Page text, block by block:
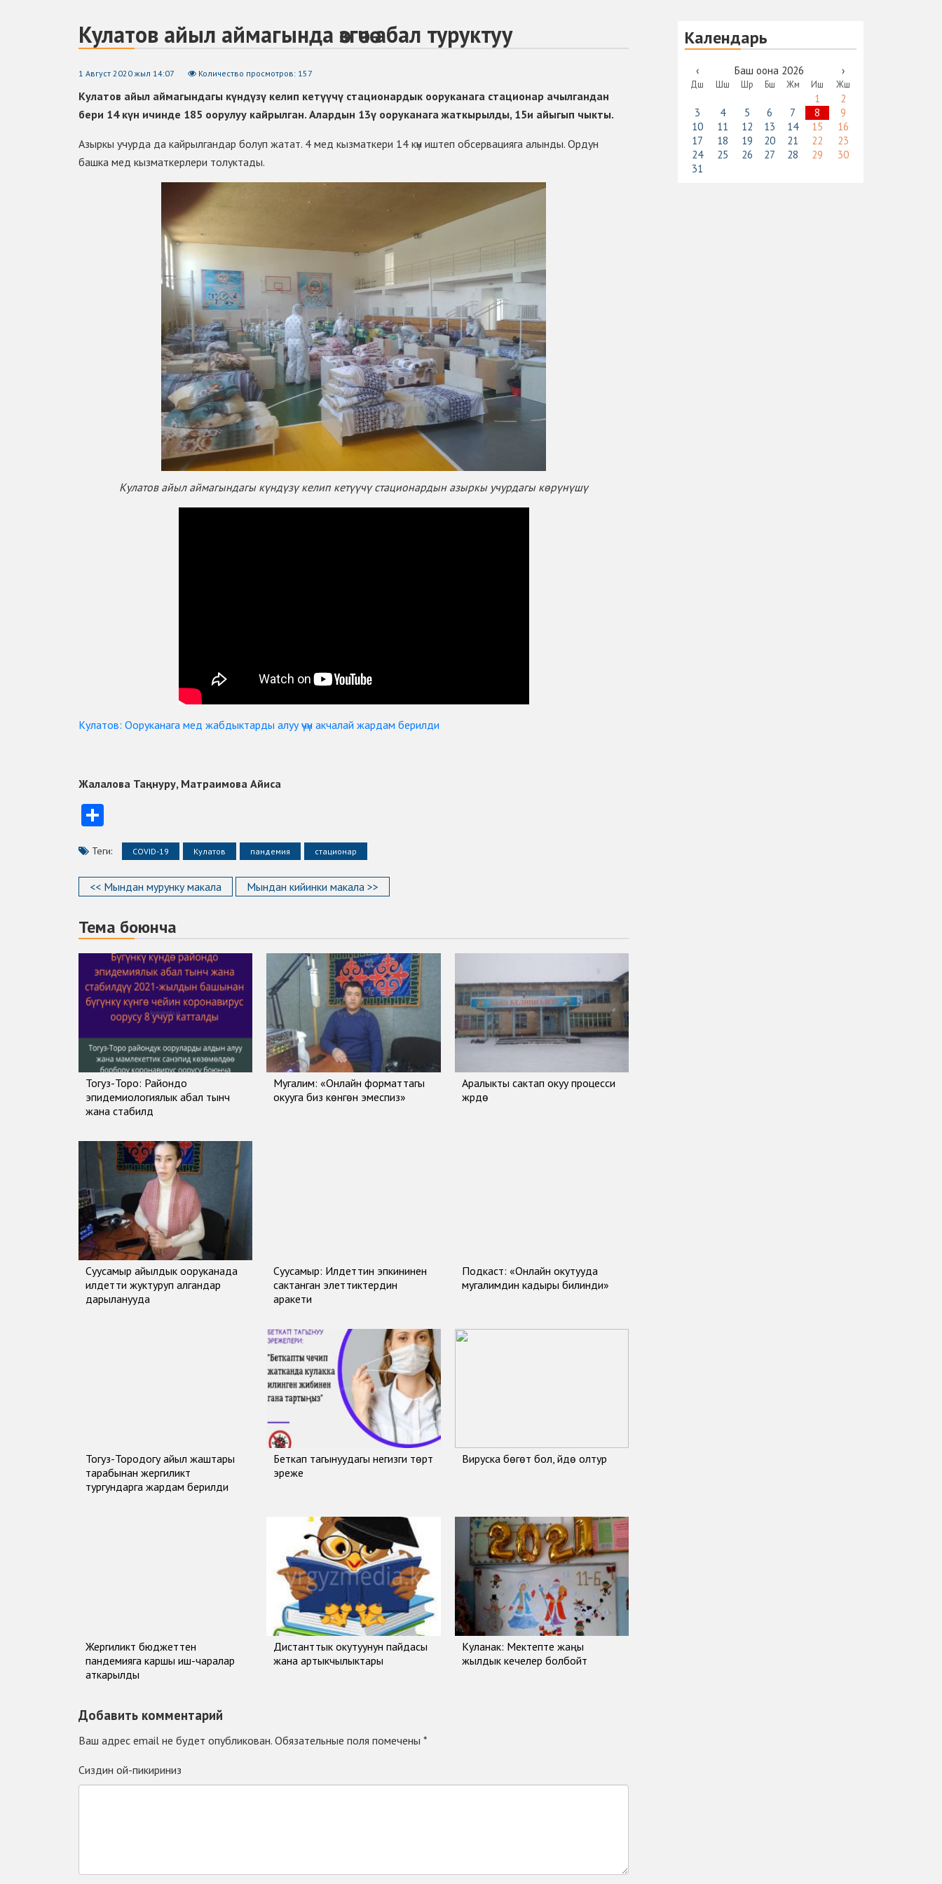
Кулатов айыл аймагында өзгөчө абал туруктуу
1 Август 2020 жыл 14:07 Количество просмотров: 157
Кулатов айыл аймагындагы күндүзү келип кетүүчү стационардык ооруканага стационар ачылгандан
бери 14 күн ичинде 185 оорулуу кайрылган. Алардын 13ү ооруканага жаткырылды, 15и айыгып чыкты.
Азыркы учурда да кайрылгандар болуп жатат. 4 мед кызматкери 14 күн иштеп обсервацияга алынды. Ордун
башка мед кызматкерлери толуктады.
Кулатов айыл аймагындагы күндүзү келип кетүүчү стационардын азыркы учурдагы көрүнүшү
Кулатов: Ооруканага мед жабдыктарды алуу үчүн акчалай жардам берилди
Жалалова Таңнуру, Матраимова Айиса
Теги: COVID-19 Кулатов пандемия стационар
<< Мындан мурунку макала Мындан кийинки макала >>
Тема боюнча
Тогуз-Торо: Райондо
эпидемиологиялык абал тынч
жана стабилдүү
Мугалим: «Онлайн форматтагы
окууга биз көнгөн эмеспиз»
Аралыкты сактап окуу процесси
жүрүүдө
Суусамыр айылдык ооруканада
илдетти жуктуруп алгандар
дарыланууда
Суусамыр: Илдеттин эпкининен
сактанган элеттиктердин
аракети
Подкаст: «Онлайн окутууда
мугалимдин кадыры билинди»
Тогуз-Тородогу айыл жаштары
тарабынан жергиликтүү
тургундарга жардам берилди
Беткап тагынуудагы негизги төрт
эреже
Вируска бөгөт бол, үйдө олтур
Жергиликтүү бюджеттен
пандемияга каршы иш-чаралар
аткарылды
Дистанттык окутуунун пайдасы
жана артыкчылыктары
Куланак: Мектепте жаңы
жылдык кечелер болбойт
Добавить комментарий
Ваш адрес email не будет опубликован. Обязательные поля помечены *
Сиздин ой-пикириниз
Календарь
‹ Баш оона 2026 ›
Дш Шш Шр Бш Жм Иш Жш
1
2
3
4 5 6 7 8
9
10
11 12 13 14 15
16
17
18 19 20 21 22
23
24
25 26 27 28 29
30
31